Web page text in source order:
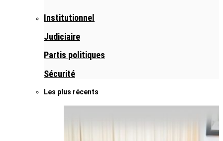
Institutionnel
Judiciaire
Partis politiques
Sécurité
Les plus récents